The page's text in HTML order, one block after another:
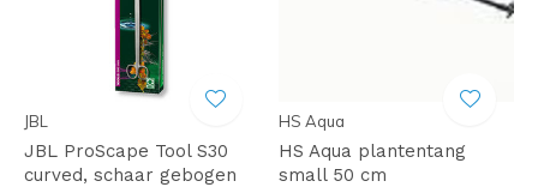
JBL
JBL ProScape Tool S30
curved, schaar gebogen
HS Aqua
HS Aqua plantentang
small 50 cm